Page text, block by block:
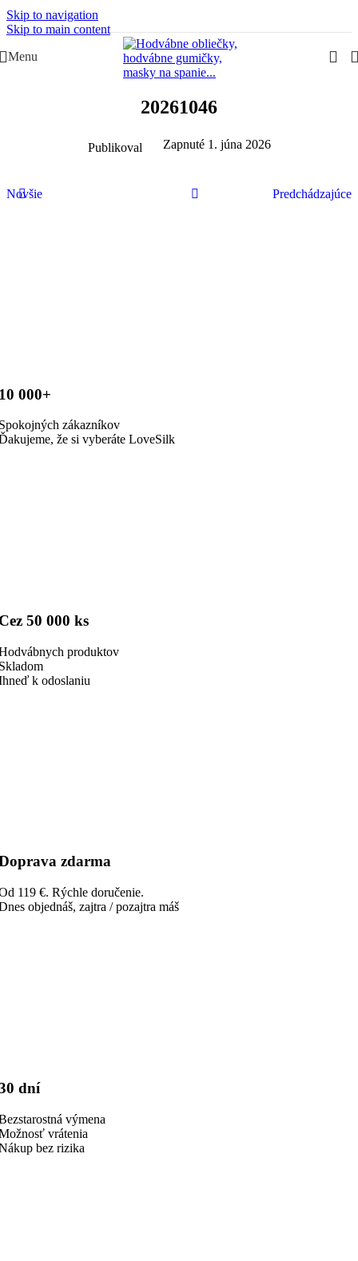
Skip to navigation
Skip to main content
Slovenská rodinná značka – Juraj & Monika
Menu
20261046
Publikoval Zapnuté 1. júna 2026
Novšie Predchádzajúce
000+
zákazníkov
že si vyberáte LoveSilk
50 000 ks
produktov
k odoslaniu
zdarma
119 €. Rýchle doručenie.
objednáš, zajtra / pozajtra máš
dní
výmena
vrátenia
bez rizika